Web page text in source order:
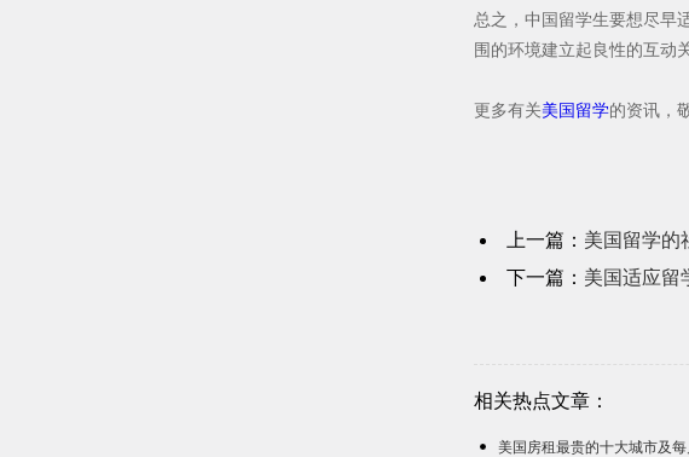
总之，中国留学生要想尽早
围的环境建立起良性的互动
更多有关美国留学的资讯，
上一篇： 美国留学的
下一篇： 美国适应留
相关热点文章：
美国房租最贵的十大城市及每